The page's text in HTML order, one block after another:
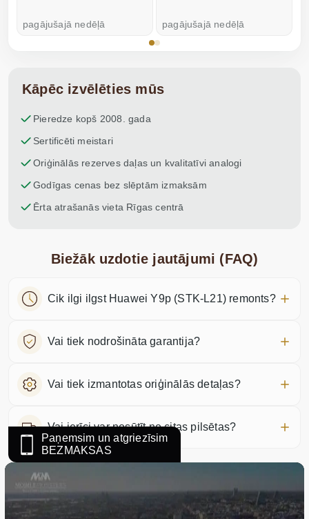
pagājušajā nedēļā pagājušajā nedēļā
Kāpēc izvēlēties mūs
Pieredze kopš 2008. gada
Sertificēti meistari
Oriģinālās rezerves daļas un kvalitatīvi analogi
Godīgas cenas bez slēptām izmaksām
Ērta atrašanās vieta Rīgas centrā
Biežāk uzdotie jautājumi (FAQ)
Cik ilgi ilgst Huawei Y9p (STK-L21) remonts?
Vai tiek nodrošināta garantija?
Vai tiek izmantotas oriģinālās detaļas?
Vai ierīci var nosūtīt no citas pilsētas?
Paņemsim un atgriezīsim
BEZMAKSAS